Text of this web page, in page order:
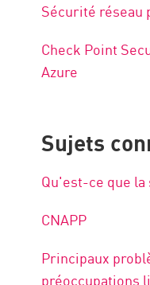
Sécurité réseau
Check Point
Azure
Sujets
Qu'est-ce que
CNAPP
Principaux
préoccupations